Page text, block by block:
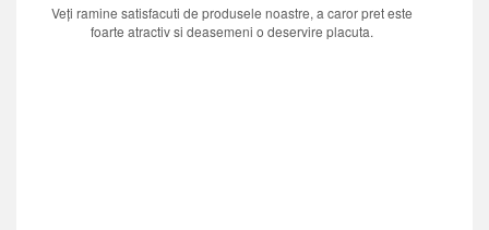
Veți ramine satisfacuti de produsele noastre, a caror pret este
foarte atractiv si deasemeni o deservire placuta.